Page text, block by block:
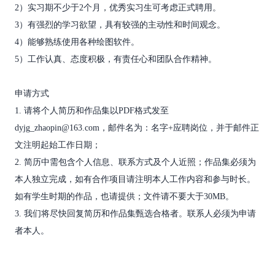
2）实习期不少于2个月，优秀实习生可考虑正式聘用。
3）有强烈的学习欲望，具有较强的主动性和时间观念。
4）能够熟练使用各种绘图软件。
5）工作认真、态度积极，有责任心和团队合作精神。
申请方式
1. 请将个人简历和作品集以PDF格式发至
dyjg_zhaopin@163.com，邮件名为：名字+应聘岗位，并于邮件正
文注明起始工作日期；
2. 简历中需包含个人信息、联系方式及个人近照；作品集必须为
本人独立完成，如有合作项目请注明本人工作内容和参与时长。
如有学生时期的作品，也请提供；文件请不要大于30MB。
3. 我们将尽快回复简历和作品集甄选合格者。联系人必须为申请
者本人。